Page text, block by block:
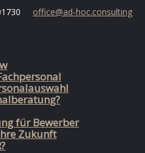
office@ad-hoc.consulting
für Bewerber
Zukunft